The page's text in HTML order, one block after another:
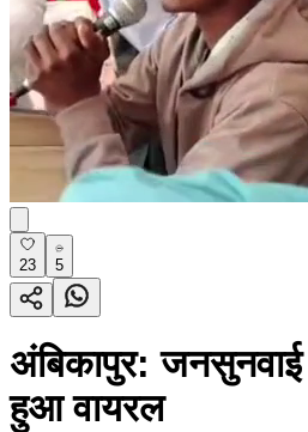
23 5
अंबिकापुर:
हुआ वायरल